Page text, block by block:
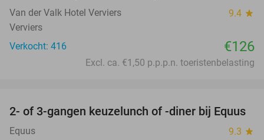
Van der Valk Hotel Verviers 9.4 star
Verviers
Verkocht: 416
€126
Excl. ca. €1,50 p.p.p.n. toeristenbelasting
34%
2- of 3-gangen keuzelunch of -diner bij Equus
Equus 9.3 star